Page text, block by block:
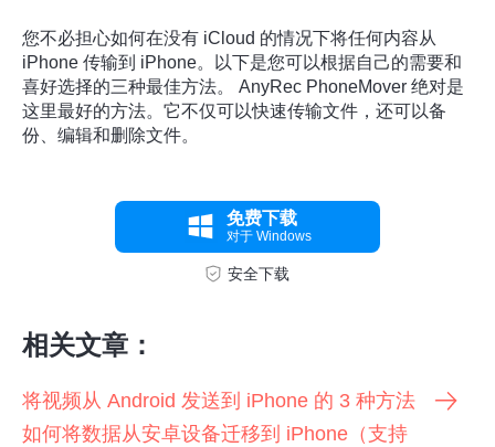
您不必担心如何在没有 iCloud 的情况下将任何内容从
iPhone 传输到 iPhone。以下是您可以根据自己的需要和
喜好选择的三种最佳方法。 AnyRec PhoneMover 绝对是
这里最好的方法。它不仅可以快速传输文件，还可以备
份、编辑和删除文件。
免费下载
对于 Windows
安全下载
相关文章：
将视频从 Android 发送到 iPhone 的 3 种方法
如何将数据从安卓设备迁移到 iPhone（支持